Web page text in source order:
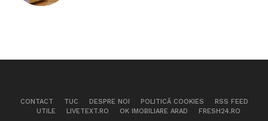
CONTACT TUC DESPRE NOI POLITICĂ COOKIES
RSS FEED
UTILE
LIVETEXT.RO OK IMOBILIARE ARAD FRESH24.RO